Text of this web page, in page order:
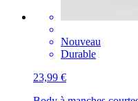
Nouveau
Durable
23,99 €